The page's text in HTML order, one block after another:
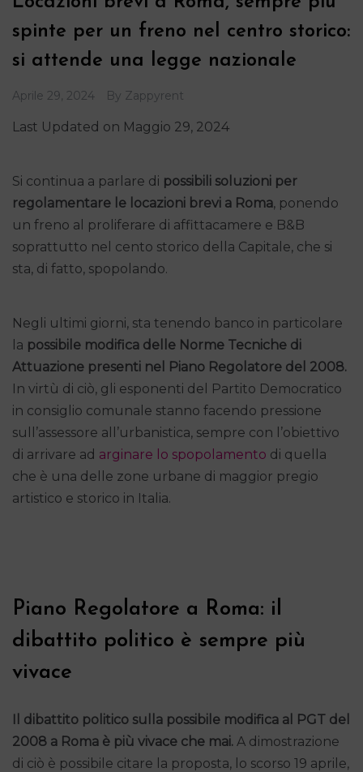
spinte per un freno nel centro storico:
si attende una legge nazionale
Aprile 29, 2024 By Zappyrent
Last Updated on Maggio 29, 2024
Si continua a parlare di possibili soluzioni per
regolamentare le locazioni brevi a Roma, ponendo
un freno al proliferare di affittacamere e B&B
soprattutto nel cento storico della Capitale, che si
sta, di fatto, spopolando.
Negli ultimi giorni, sta tenendo banco in particolare
la possibile modifica delle Norme Tecniche di
Attuazione presenti nel Piano Regolatore del 2008.
In virtù di ciò, gli esponenti del Partito Democratico
in consiglio comunale stanno facendo pressione
sull’assessore all’urbanistica, sempre con l’obiettivo
di arrivare ad arginare lo spopolamento di quella
che è una delle zone urbane di maggior pregio
artistico e storico in Italia.
Piano Regolatore a Roma: il
dibattito politico è sempre più
vivace
Il dibattito politico sulla possibile modifica al PGT del
2008 a Roma è più vivace che mai. A dimostrazione
di ciò è possibile citare la proposta, lo scorso 19 aprile,